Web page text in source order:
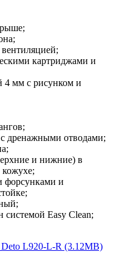
картриджами и
4 мм с рисунком и
дренажными отводами;
и нижние) в
форсунками и
Easy Clean;
L920-L-R (3.12MB)